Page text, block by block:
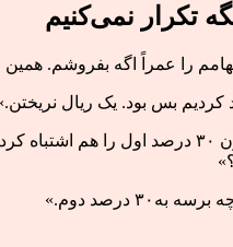
تکرار نمی‌کنیم